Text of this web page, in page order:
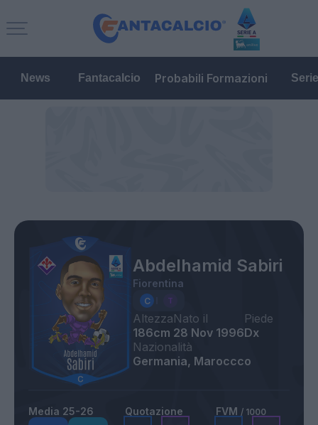
News Fantacalcio Probabili Formazioni
Abdelhamid Sabiri
Fiorentina
Altezza
186cm
Nato il
28 Nov 1996
Piede
Dx
Nazionalità
Germania, Maroccco
Media 25-26 Quotazione FVM / 1000